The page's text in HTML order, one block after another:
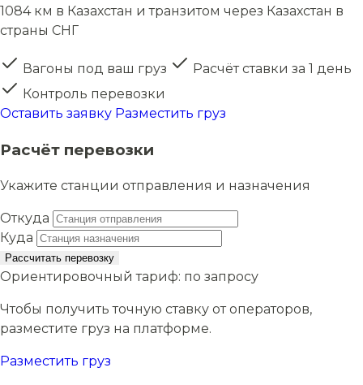
1084 км в Казахстан и транзитом через Казахстан в
страны СНГ
Вагоны под ваш груз
Расчёт ставки за 1 день
Контроль перевозки
Оставить заявку Разместить груз
Расчёт перевозки
Укажите станции отправления и назначения
Откуда
Куда
Рассчитать перевозку
Ориентировочный тариф: по запросу
Чтобы получить точную ставку от операторов,
разместите груз на платформе.
Разместить груз